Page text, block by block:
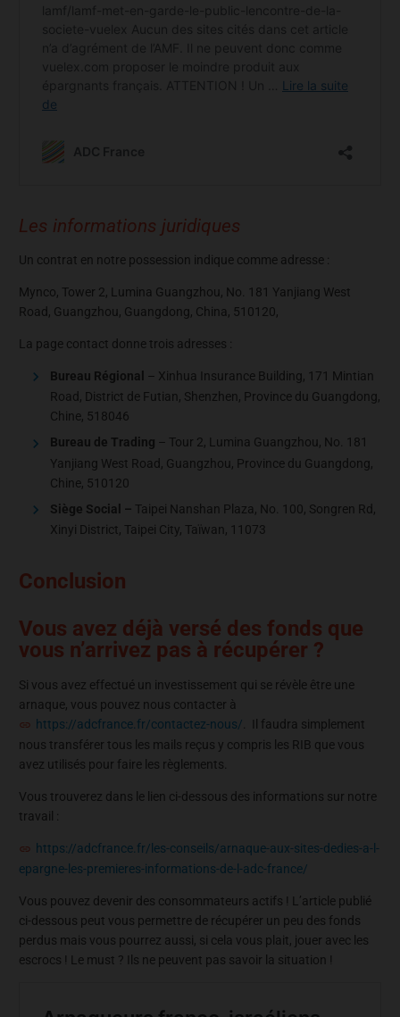
Les informations juridiques
Un contrat en notre possession indique comme adresse :
Mynco, Tower 2, Lumina Guangzhou, No. 181 Yanjiang West
Road, Guangzhou, Guangdong, China, 510120,
La page contact donne trois adresses :
Bureau Régional
– Xinhua Insurance Building, 171 Mintian
Road, District de Futian, Shenzhen, Province du Guangdong,
Chine, 518046
Bureau de Trading – Tour 2, Lumina Guangzhou, No. 181
Yanjiang West Road, Guangzhou, Province du Guangdong,
Chine, 510120
Siège Social – Taipei Nanshan Plaza, No. 100, Songren Rd,
Xinyi District, Taipei City, Taïwan, 11073
Conclusion
Vous avez déjà versé des fonds que
vous n’arrivez pas à récupérer ?
Si vous avez effectué un investissement qui se révèle être une
arnaque, vous pouvez nous contacter à
https://adcfrance.fr/contactez-nous/ . Il faudra simplement
nous transférer tous les mails reçus y compris les RIB que vous
avez utilisés pour faire les règlements.
Vous trouverez dans le lien ci-dessous des informations sur notre
travail :
https://adcfrance.fr/les-conseils/arnaque-aux-sites-dedies-a-l-
epargne-les-premieres-informations-de-l-adc-france/
Vous pouvez devenir des consommateurs actifs ! L’article publié
ci-dessous peut vous permettre de récupérer un peu des fonds
perdus mais vous pourrez aussi, si cela vous plait, jouer avec les
escrocs ! Le must ? Ils ne peuvent pas savoir la situation !